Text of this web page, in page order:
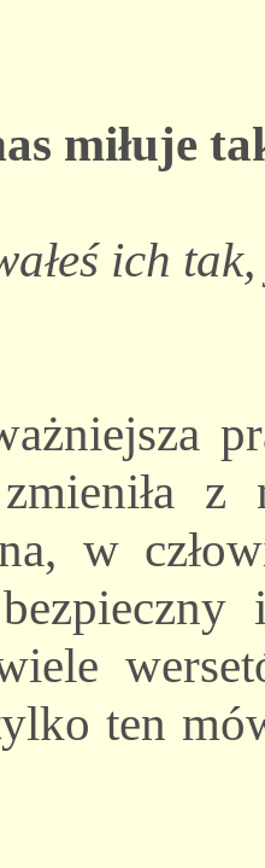
miłuje
ich
z
w
ten